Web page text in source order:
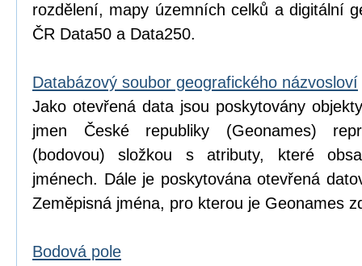
rozdělení, mapy územních celků a digitální
ČR Data50 a Data250.
Databázový soubor geografického názvosloví
Jako otevřená data jsou poskytovány
jmen České republiky (Geonames)
(bodovou) složkou s atributy, které
jménech. Dále je poskytována otevřená
Zeměpisná jména, pro kterou je Geonames
Bodová pole